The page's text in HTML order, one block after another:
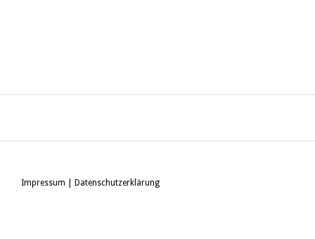
Impressum Datenschutzerklärung